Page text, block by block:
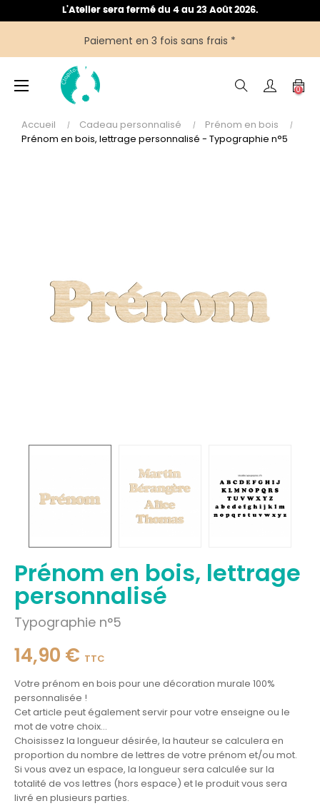
L'Atelier sera fermé du 4 au 23 Août 2026.
Paiement en 3 fois sans frais *
Basculer
☰ 0
Accueil Cadeau personnalisé
Prénom en bois
Prénom en bois, lettrage personnalisé - Typographie n°5
Prénom en bois, lettrage
personnalisé
Typographie n°5
14,90 € TTC
Votre prénom en bois pour une décoration murale 100%
personnalisée !
Cet article peut également servir pour votre enseigne ou le
mot de votre choix...
Choisissez la longueur désirée, la hauteur se calculera en
proportion du nombre de lettres de votre prénom et/ou mot.
Si vous avez un espace, la longueur sera calculée sur la
totalité de vos lettres (hors espace) et le produit vous sera
livré en plusieurs parties.